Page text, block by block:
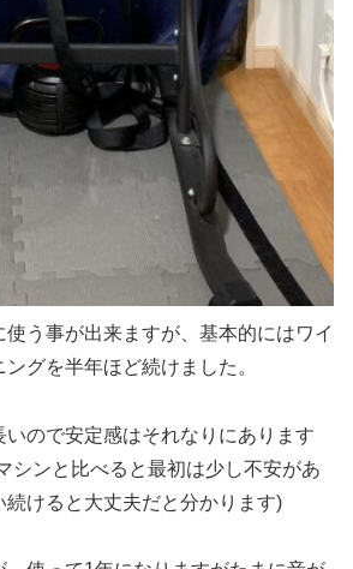
使う事が出来ますが、基本的にはワイ
グを半年ほど続けました。
ので安定感はそれなりにあります
シンと比べると最初は少し不安があ
続けると大丈夫だと分かります)